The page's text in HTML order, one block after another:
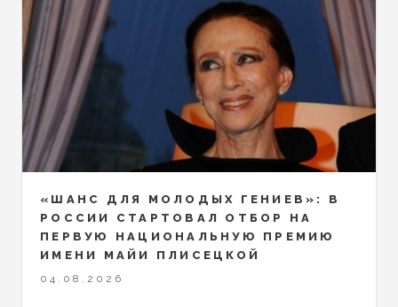
«ШАНС ДЛЯ МОЛОДЫХ ГЕНИЕВ»: В
РОССИИ СТАРТОВАЛ ОТБОР НА
ПЕРВУЮ НАЦИОНАЛЬНУЮ ПРЕМИЮ
ИМЕНИ МАЙИ ПЛИСЕЦКОЙ
04.08.2026